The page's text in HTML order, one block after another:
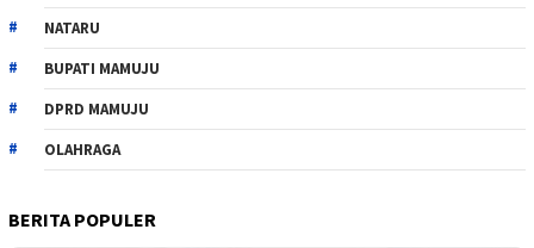
NATARU
BUPATI MAMUJU
DPRD MAMUJU
OLAHRAGA
BERITA POPULER